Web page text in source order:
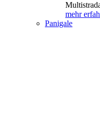
mehr
Panigale